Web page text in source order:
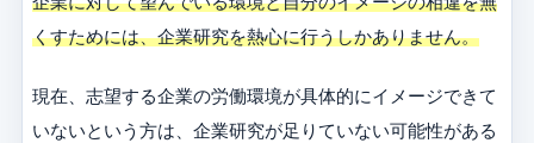
くすためには、企業研究を熱心に行うしかありません。
現在、志望する企業の労働環境が具体的にイメージできて
いないという方は、企業研究が足りていない可能性がある